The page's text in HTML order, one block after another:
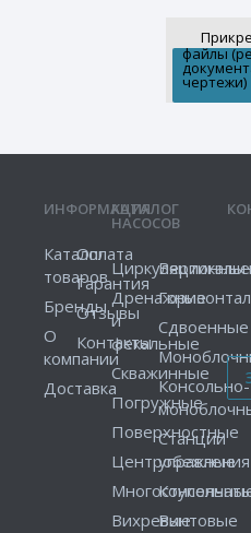
файлы
чертежи)
ИНФОРМАЦИЯ
Каталог
товаров
Бренды
О
компании
Доставка
Оплата
Гарантия
Отзывы
Контакты
КАТАЛОГ
НАСОСОВ
Циркуляционные
Дренажные
и
фекальные
Скважинные
Погружные
Поверхностные
Центробежные
Вихревые
Сдвоенные
Консольно-
Станции
управления
Винтовые